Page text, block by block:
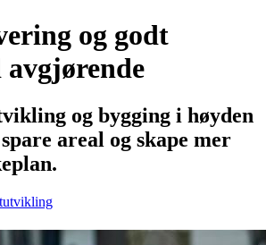
og godt
avgjørende
og bygging i høyden
areal og skape mer